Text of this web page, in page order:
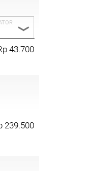
1,5MM
43.700
239.500